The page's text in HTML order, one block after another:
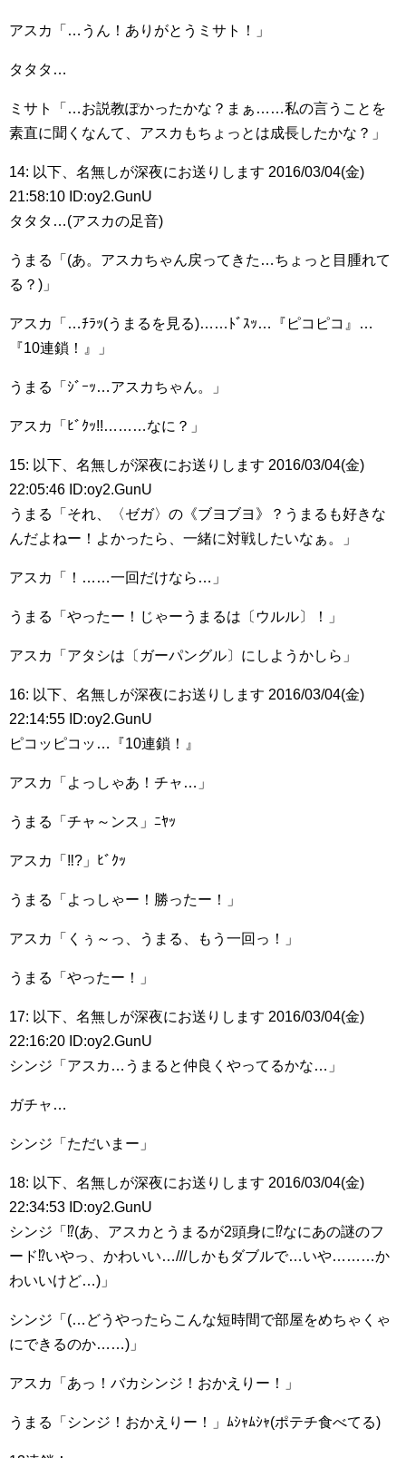
アスカ「…うん！ありがとうミサト！」
タタタ…
ミサト「…お説教ぽかったかな？まぁ……私の言うことを
素直に聞くなんて、アスカもちょっとは成長したかな？」
14: 以下、名無しが深夜にお送りします 2016/03/04(金)
21:58:10 ID:oy2.GunU
タタタ…(アスカの足音)
うまる「(あ。アスカちゃん戻ってきた…ちょっと目腫れて
る？)」
アスカ「…ﾁﾗｯ(うまるを見る)……ﾄﾞｽｯ…『ピコピコ』…
『10連鎖！』」
うまる「ｼﾞｰｯ…アスカちゃん。」
アスカ「ﾋﾞｸｯ!!………なに？」
15: 以下、名無しが深夜にお送りします 2016/03/04(金)
22:05:46 ID:oy2.GunU
うまる「それ、〈ゼガ〉の《ブヨブヨ》？うまるも好きな
んだよねー！よかったら、一緒に対戦したいなぁ。」
アスカ「！……一回だけなら…」
うまる「やったー！じゃーうまるは〔ウルル〕！」
アスカ「アタシは〔ガーパングル〕にしようかしら」
16: 以下、名無しが深夜にお送りします 2016/03/04(金)
22:14:55 ID:oy2.GunU
ピコッピコッ…『10連鎖！』
アスカ「よっしゃあ！チャ…」
うまる「チャ～ンス」ﾆﾔｯ
アスカ「‼︎?」ﾋﾞｸｯ
うまる「よっしゃー！勝ったー！」
アスカ「くぅ～っ、うまる、もう一回っ！」
うまる「やったー！」
17: 以下、名無しが深夜にお送りします 2016/03/04(金)
22:16:20 ID:oy2.GunU
シンジ「アスカ…うまると仲良くやってるかな…」
ガチャ…
シンジ「ただいまー」
18: 以下、名無しが深夜にお送りします 2016/03/04(金)
22:34:53 ID:oy2.GunU
シンジ「⁉︎(あ、アスカとうまるが2頭身に⁉︎なにあの謎のフ
ード⁉︎いやっ、かわいい…///しかもダブルで…いや………か
わいいけど…)」
シンジ「(…どうやったらこんな短時間で部屋をめちゃくゃ
にできるのか……)」
アスカ「あっ！バカシンジ！おかえりー！」
うまる「シンジ！おかえりー！」ﾑｼｬﾑｼｬ(ポテチ食べてる)